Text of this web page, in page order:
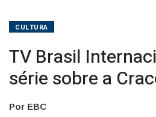
CULTURA
TV Brasil
série sobre a
Por EBC